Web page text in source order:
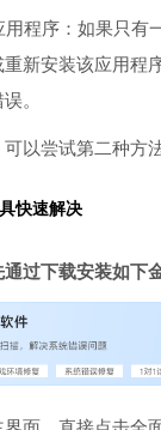
程序：如果只有
新安装该应用程
。
以尝试第二种方
快速解决
过下载安装如下